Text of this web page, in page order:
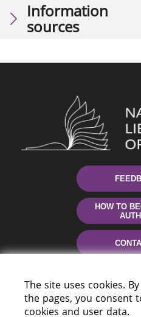
Information
sources
HOW TO
The site uses cookies.
the pages, you consent
cookies and user data.